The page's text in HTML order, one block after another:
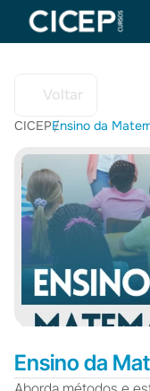
Voltar
CICEP/
Ensino da
Ensino da